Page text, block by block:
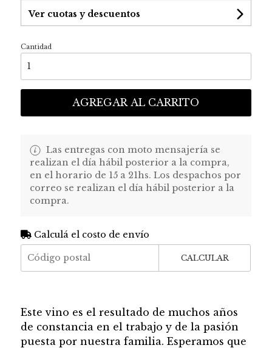
Ver cuotas y descuentos
Cantidad
AGREGAR AL CARRITO
Las entregas con moto mensajería se
realizan el día hábil posterior a la compra,
en el horario de 15 a 21hs. Los despachos por
correo se realizan el día hábil posterior a la
compra.
Calculá el costo de envío
CALCULAR
Este vino es el resultado de muchos años
de constancia en el trabajo y de la pasión
puesta por nuestra familia. Esperamos que